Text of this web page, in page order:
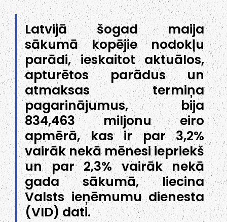
Latvijā šogad maija
sākumā kopējie nodokļu
parādi, ieskaitot aktuālos,
apturētos parādus un
atmaksas termiņa
pagarinājumus, bija
834,463 miljonu eiro
apmērā, kas ir par 3,2%
vairāk nekā mēnesi iepriekš
un par 2,3% vairāk nekā
gada sākumā, liecina
Valsts ieņēmumu dienesta
(VID) dati.